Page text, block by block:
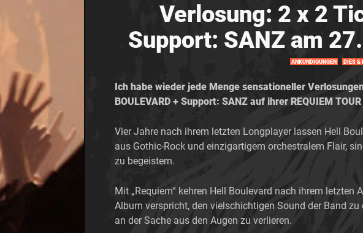
Verlosung: 2 x 2
Support: SANZ am
ANKÜNDIGUNGEN DIES &
Ich habe wieder jede Menge sensationeller
BOULEVARD + Support: SANZ auf ihrer REQUIEM
Vier Jahre nach ihrem letzten Longplayer lassen Hell
aus Gothic-Rock und einzigartigem orchestralem Flair,
zu begeistern.
Mit „Requiem“ kehren Hell Boulevard nach ihrem
Album verspricht, den vielschichtigen Sound der Band
an der Sache aus den Augen zu verlieren.